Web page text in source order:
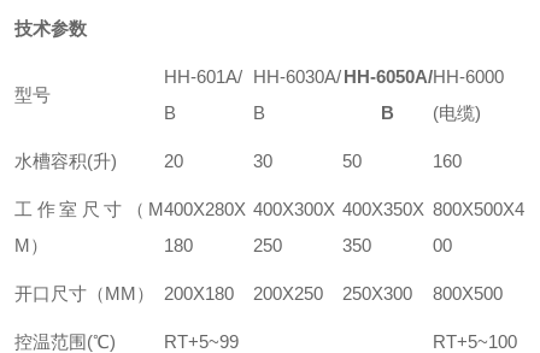
技术参数
型号
HH-601A/
B
HH-6030A/
B
HH-6050A/
B
HH-6000
(电缆)
水槽容积(升) 20 30 50 160
工作室尺寸（M
M）
400X280X
180
400X300X
250
400X350X
350
800X500X4
00
开口尺寸（MM） 200X180 200X250 250X300 800X500
控温范围(℃) RT+5~99 RT+5~100